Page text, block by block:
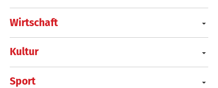
Wirtschaft
Kultur
Sport